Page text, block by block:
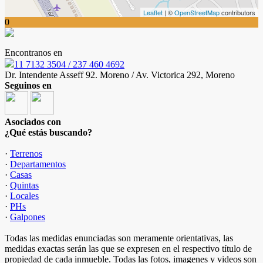
Leaflet | ©OpenStreetMapcontributors
0
Encontranos en
11 7132 3504 / 237 460 4692
Dr. Intendente Asseff 92. Moreno / Av. Victorica 292, Moreno
Seguinos en
Asociados con
¿Qué estás buscando?
· Terrenos
· Departamentos
· Casas
· Quintas
· Locales
· PHs
· Galpones
Todas las medidas enunciadas son meramente orientativas, las
medidas exactas serán las que se expresen en el respectivo título de
propiedad de cada inmueble. Todas las fotos, imagenes y videos son